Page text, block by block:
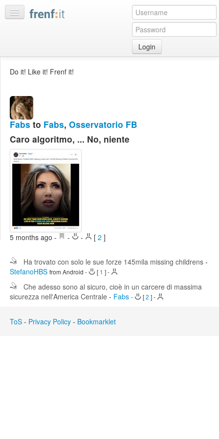
Login
My
discussions
Bookmarks
day
:LISTS
Edit
:ROOMS
Edit
Search
Do it! Like it! Frenf it!
Fabs to Fabs, Osservatorio FB
Caro algoritmo, ... No, niente
5 months ago - - - [ 2 ]
Ha trovato con solo le sue forze 145mila missing childrens -
StefanoHBS from Android - [ 1 ]-
Che adesso sono al sicuro, cioè in un carcere di massima
sicurezza nell'America Centrale - Fabs - [2 ]-
ToS - Privacy Policy - Bookmarklet